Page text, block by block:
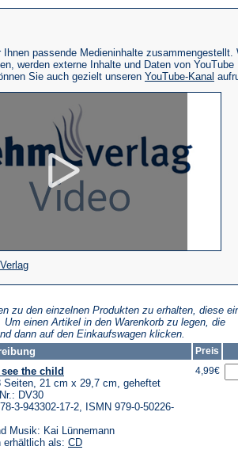
Ihnen passende Medieninhalte zusammengestellt.
werden externe Inhalte und Daten von YouTube
Sie auch gezielt unseren YouTube-Kanal
(Öffnet
in
einem
neuen
Tab)
zu den einzelnen Produkten zu erhalten, diese
einen Artikel in den Warenkorb zu legen, die
dann auf den Einkaufswagen klicken.
Preis
the child
Seiten, 21 cm x 29,7 cm, geheftet
DV30
3-943302-17-2, ISMN 979-0-50226-
Musik: Kai Lünnemann
erhältlich als: CD
4,99€